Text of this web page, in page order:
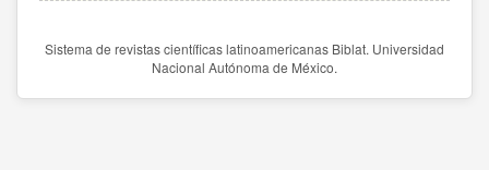
Sistema de revistas científicas latinoamericanas Biblat. Universidad
Nacional Autónoma de México.